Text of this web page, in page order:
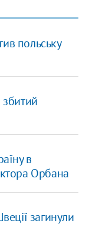
польську
в
Орбана
загинули